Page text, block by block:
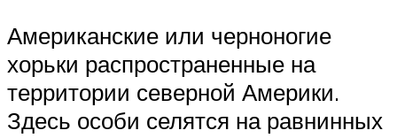
Американские или черноногие
хорьки распространенные на
территории северной Америки.
Здесь особи селятся на равнинных